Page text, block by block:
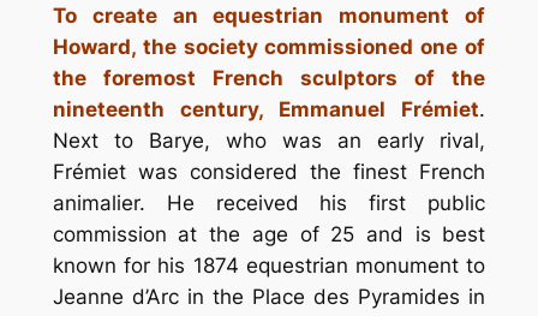
To create an equestrian monument of
Howard, the society commissioned one of
the foremost French sculp­tors of the
nineteenth century, Emmanuel Frémiet.
Next to Barye, who was an early rival,
Frémiet was consid­ered the finest French
animalier. He received his first public
commission at the age of 25 and is best
known for his 1874 equestrian monument to
Jeanne d’Arc in the Place des Pyramides in